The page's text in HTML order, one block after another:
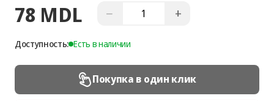
78 MDL − +
Доступность: Есть в наличии
Покупка в один клик